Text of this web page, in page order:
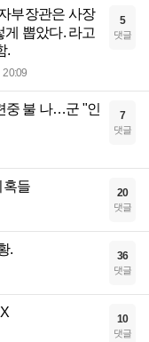
부장관은 사장
뽑았다. 라고
.
20:09
5
댓글
중 불 나…군 "인
7
댓글
혹들 20
댓글
. 36
댓글
10
댓글